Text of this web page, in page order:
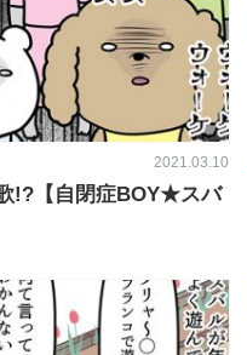
2021.03.10
!?【自閉症BOY★スバ